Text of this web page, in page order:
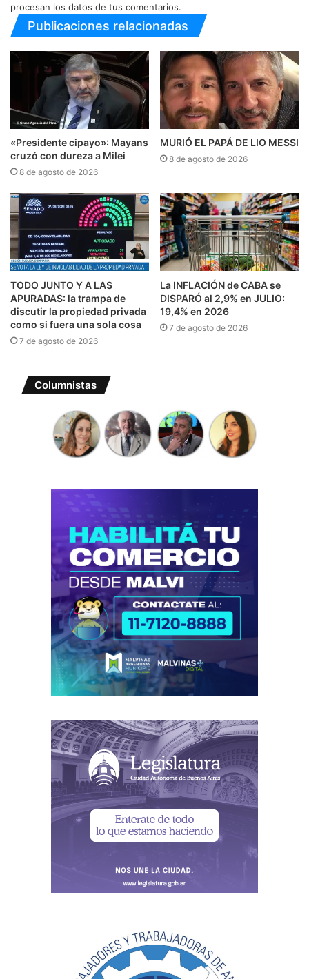
procesan los datos de tus comentarios.
Publicaciones relacionadas
«Presidente cipayo»: Mayans
cruzó con dureza a Milei
8 de agosto de 2026
MURIÓ EL PAPÁ DE LIO MESSI
8 de agosto de 2026
TODO JUNTO Y A LAS
APURADAS: la trampa de
discutir la propiedad privada
como si fuera una sola cosa
7 de agosto de 2026
La INFLACIÓN de CABA se
DISPARÓ al 2,9% en JULIO:
19,4% en 2026
7 de agosto de 2026
Columnistas